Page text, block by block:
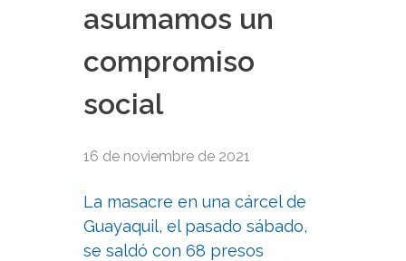
asumamos un
compromiso
social
16 de noviembre de 2021
La masacre en una cárcel de
Guayaquil, el pasado sábado,
se saldó con 68 presos